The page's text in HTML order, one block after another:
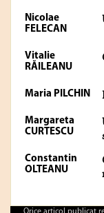
Nicolae
FELECAN
Vitalie
RĂILEANU
Maria PILCHIN
Margareta
CURTESCU
Constantin
OLTEANU